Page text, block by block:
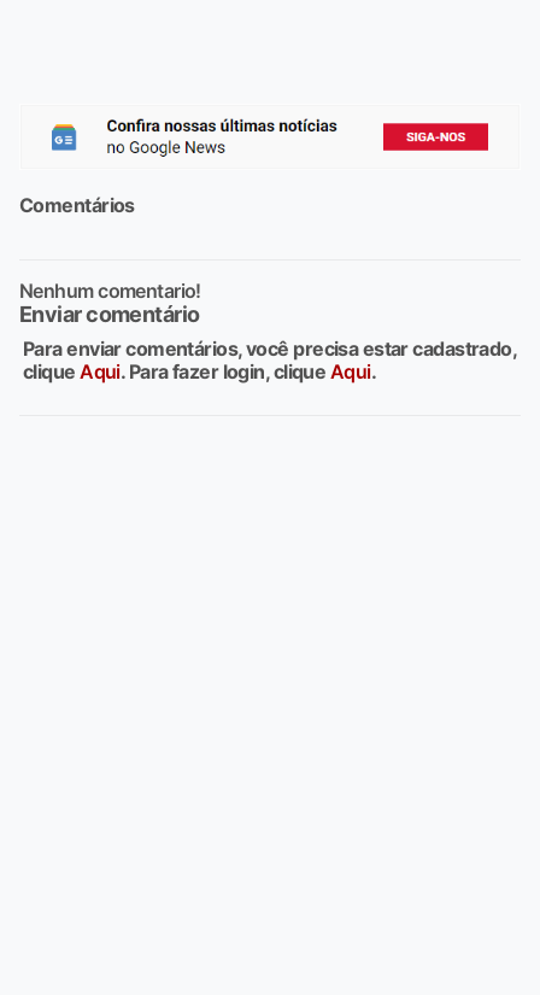
Comentários
Nenhum comentario!
Enviar comentário
Para enviar comentários, você precisa estar cadastrado,
cliqueAqui. Para fazer login, clique Aqui.